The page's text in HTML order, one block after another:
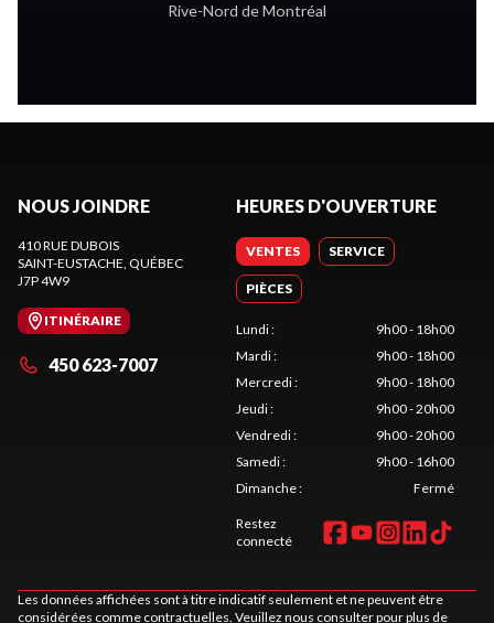
Rive-Nord de Montréal
NOUS JOINDRE
410 RUE DUBOIS
SAINT-EUSTACHE, QUÉBEC
J7P 4W9
ITINÉRAIRE
450 623-7007
HEURES D'OUVERTURE
VENTES SERVICE
PIÈCES
Lundi:
9h00 - 18h00
Mardi:
9h00 - 18h00
Mercredi:
9h00 - 18h00
Jeudi:
9h00 - 20h00
Vendredi:
9h00 - 20h00
Samedi:
9h00 - 16h00
Dimanche: Fermé
Restez
connecté
Les données affichées sont à titre indicatif seulement et ne peuvent être
considérées comme contractuelles. Veuillez nous consulter pour plus de